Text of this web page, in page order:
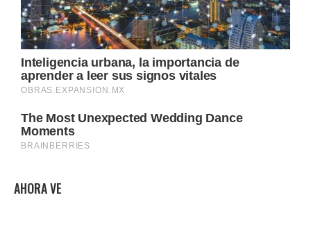
AHORA VE